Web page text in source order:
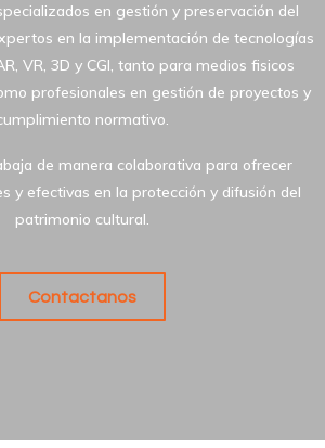
en gestión y preservación del
en la implementación de tecnologías
VR, 3D y CGI, tanto para medios fisicos
profesionales en gestión de proyectos y
normativo.
de manera colaborativa para ofrecer
y efectivas en la protección y difusión del
patrimonio cultural.
Contactanos